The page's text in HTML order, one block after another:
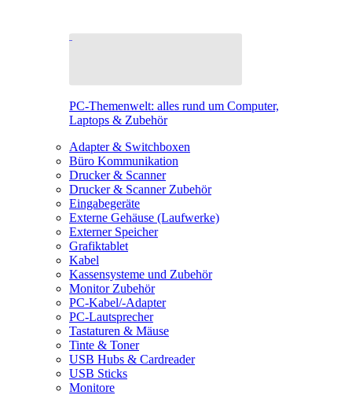
PC-Themenwelt: alles rund um Computer,
Laptops & Zubehör
Adapter & Switchboxen
Büro Kommunikation
Drucker & Scanner
Drucker & Scanner Zubehör
Eingabegeräte
Externe Gehäuse (Laufwerke)
Externer Speicher
Grafiktablet
Kabel
Kassensysteme und Zubehör
Monitor Zubehör
PC-Kabel/-Adapter
PC-Lautsprecher
Tastaturen & Mäuse
Tinte & Toner
USB Hubs & Cardreader
USB Sticks
Monitore